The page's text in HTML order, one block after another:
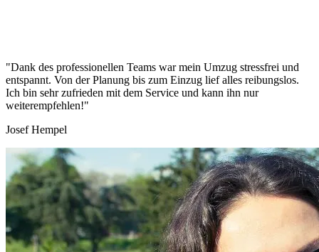
"Dank des professionellen Teams war mein Umzug stressfrei und
entspannt. Von der Planung bis zum Einzug lief alles reibungslos.
Ich bin sehr zufrieden mit dem Service und kann ihn nur
weiterempfehlen!"
Josef Hempel